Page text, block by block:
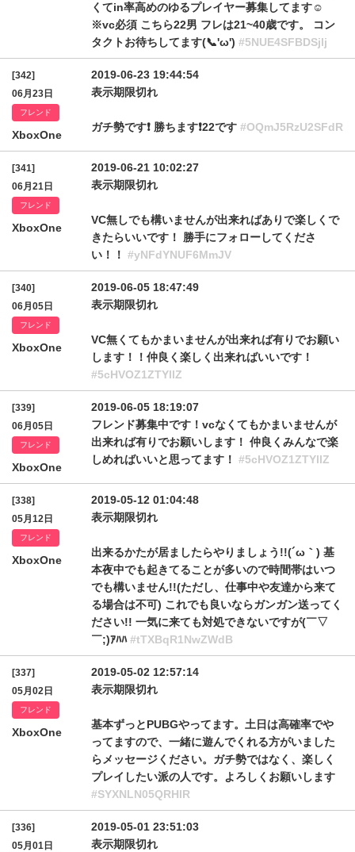
くてin率高めのゆるプレイヤー募集してます☺️
※vc必須 こちら22男 フレは21~40歳です。 コン
タクトお待ちしてます(📞'ω') #5NUE4SFBDSjlj
[342]
06月23日
フレンド
XboxOne
2019-06-23 19:44:54
表示期限切れ
ガチ勢です❗ 勝ちます❗22です #OQmJ5RzU2SFdR
[341]
06月21日
フレンド
XboxOne
2019-06-21 10:02:27
表示期限切れ
VC無しでも構いませんが出来ればありで楽しくで
きたらいいです！ 勝手にフォローしてくださ
い！！ #yNFdYNUF6MmJV
[340]
06月05日
フレンド
XboxOne
2019-06-05 18:47:49
表示期限切れ
VC無くてもかまいませんが出来れば有りでお願い
します！！仲良く楽しく出来ればいいです！
#5cHVOZ1ZTYllZ
[339]
06月05日
フレンド
XboxOne
2019-06-05 18:19:07
フレンド募集中です！vcなくてもかまいませんが
出来れば有りでお願いします！ 仲良くみんなで楽
しめればいいと思ってます！ #5cHVOZ1ZTYllZ
[338]
05月12日
フレンド
XboxOne
2019-05-12 01:04:48
表示期限切れ
出来るかたが居ましたらやりましょう!!(´ω｀) 基
本夜中でも起きてることが多いので時間帯はいつ
でも構いません!!(ただし、仕事中や友達から来て
る場合は不可) これでも良いならガンガン送ってく
ださい!! 一気に来ても対処できないですが(￣▽
￣;)ｱﾊﾊ#tTXBqR1NwZWdB
[337]
05月02日
フレンド
XboxOne
2019-05-02 12:57:14
表示期限切れ
基本ずっとPUBGやってます。土日は高確率でや
ってますので、一緒に遊んでくれる方がいました
らメッセージください。ガチ勢ではなく、楽しく
プレイしたい派の人です。よろしくお願いします
#SYXNLN05QRHlR
[336]
05月01日
2019-05-01 23:51:03
表示期限切れ